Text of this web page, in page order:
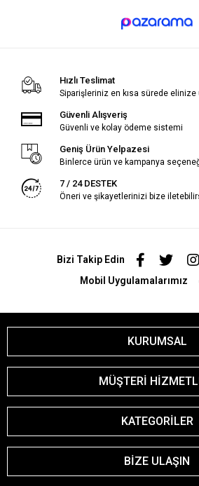
Hızlı Teslimat
Siparişleriniz en kısa sürede elinize
Güvenli Alışveriş
Güvenli ve kolay ödeme sistemi
Geniş Ürün Yelpazesi
Binlerce ürün ve kampanya
7 / 24 DESTEK
Öneri ve şikayetlerinizi bize
Bizi Takip Edin
Mobil Uygulamalarımız
KURUMSAL
MÜŞTERİ
KATEGORİLER
BİZE ULAŞIN